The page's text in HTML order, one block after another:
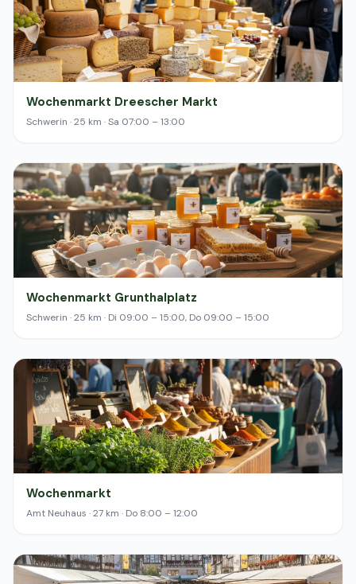
Wochenmarkt Dreescher Markt
Schwerin · 25 km · Sa 07:00 – 13:00
Wochenmarkt Grunthalplatz
Schwerin · 25 km · Di 09:00 – 15:00, Do 09:00 – 15:00
Wochenmarkt
Amt Neuhaus · 27 km · Do 8:00 – 12:00